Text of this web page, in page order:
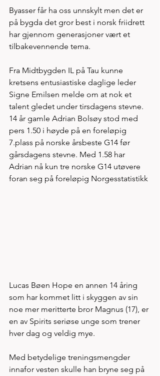
Byasser får ha oss unnskylt men det er
på bygda det gror best i norsk friidrett
har gjennom generasjoner vært et
tilbakevennende tema.
Fra Midtbygden IL på Tau kunne
kretsens entusiastiske daglige leder
Signe Emilsen melde om at nok et
talent gledet under tirsdagens stevne.
14 år gamle Adrian Bolsøy stod med
pers 1.50 i høyde på en foreløpig
7.plass på norske årsbeste G14 før
gårsdagens stevne. Med 1.58 har
Adrian nå kun tre norske G14 utøvere
foran seg på foreløpig Norgesstatistikk
Lucas Bøen Hope en annen 14 åring
som har kommet litt i skyggen av sin
noe mer meritterte bror Magnus (17), er
en av Spirits seriøse unge som trener
hver dag og veldig mye.
Med betydelige treningsmengder
innafor vesten skulle han bryne seg på